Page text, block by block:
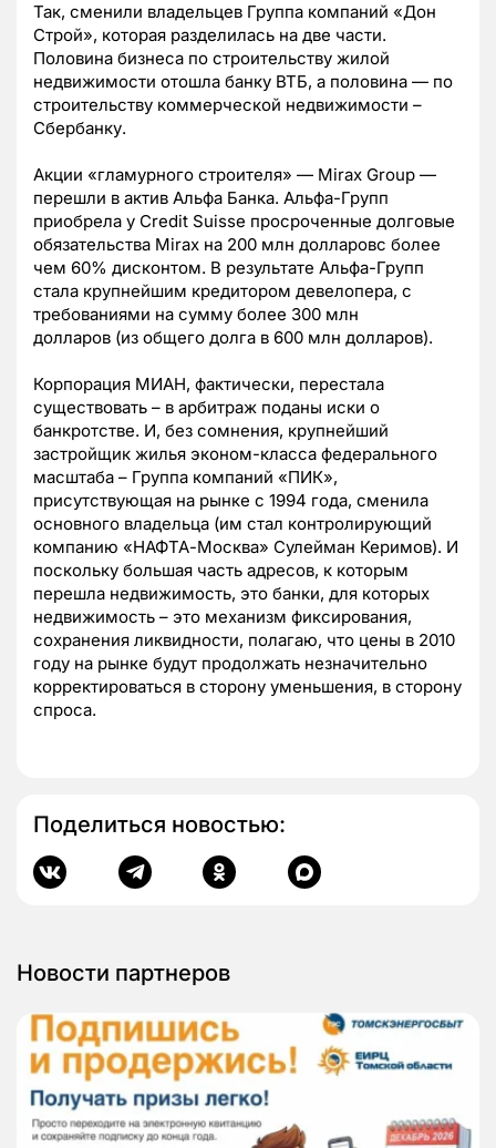
Так, сменили владельцев Группа компаний «Дон
Строй», которая разделилась на две части.
Половина бизнеса по строительству жилой
недвижимости отошла банку ВТБ, а половина — по
строительству коммерческой недвижимости –
Сбербанку.
Акции «гламурного строителя» — Mirax Group —
перешли в актив Альфа Банка. Альфа-Групп
приобрела у Credit Suisse просроченные долговые
обязательства Mirax на 200 млн долларовс более
чем 60% дисконтом. В результате Альфа-Групп
стала крупнейшим кредитором девелопера, с
требованиями на сумму более 300 млн
долларов (из общего долга в 600 млн долларов).
Корпорация МИАН, фактически, перестала
существовать – в арбитраж поданы иски о
банкротстве. И, без сомнения, крупнейший
застройщик жилья эконом-класса федерального
масштаба – Группа компаний «ПИК»,
присутствующая на рынке с 1994 года, сменила
основного владельца (им стал контролирующий
компанию «НАФТА-Москва» Сулейман Керимов). И
поскольку большая часть адресов, к которым
перешла недвижимость, это банки, для которых
недвижимость – это механизм фиксирования,
сохранения ликвидности, полагаю, что цены в 2010
году на рынке будут продолжать незначительно
корректироваться в сторону уменьшения, в сторону
спроса.
Поделиться новостью:
Новости партнеров